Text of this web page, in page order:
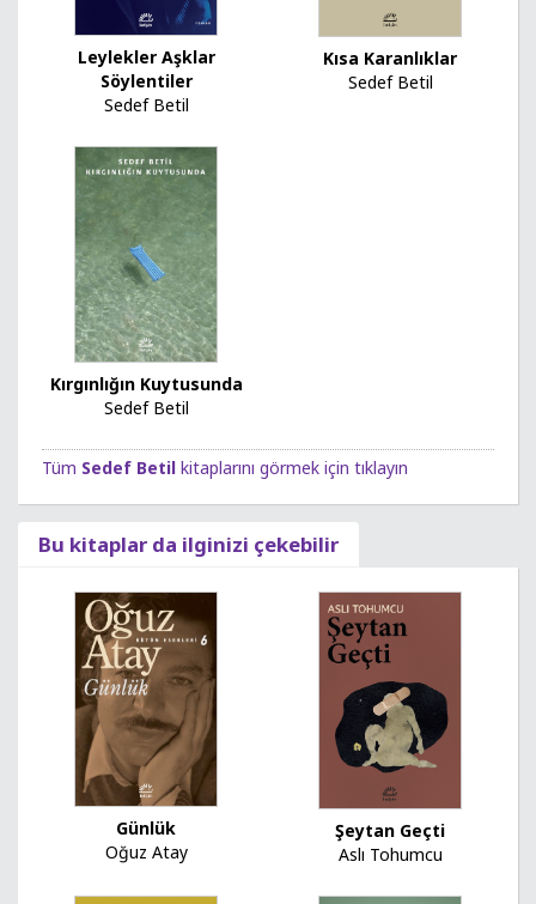
Leylekler Aşklar
Söylentiler
Sedef Betil
Kısa Karanlıklar
Sedef Betil
Kırgınlığın Kuytusunda
Sedef Betil
Tüm Sedef Betil kitaplarını görmek için tıklayın
Bu kitaplar da ilginizi çekebilir
Günlük
Oğuz Atay
Şeytan Geçti
Aslı Tohumcu